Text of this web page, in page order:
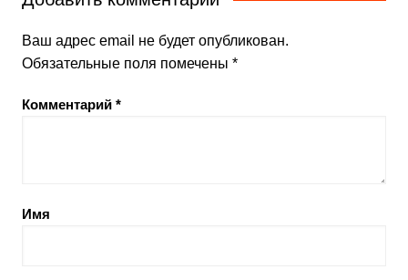
Ваш адрес email не будет опубликован.
Обязательные поля помечены *
Комментарий *
Имя